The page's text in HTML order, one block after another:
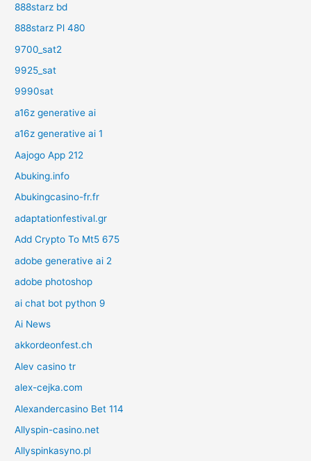
888starz bd
888starz Pl 480
9700_sat2
9925_sat
9990sat
a16z generative ai
a16z generative ai 1
Aajogo App 212
Abuking.info
Abukingcasino-fr.fr
adaptationfestival.gr
Add Crypto To Mt5 675
adobe generative ai 2
adobe photoshop
ai chat bot python 9
Ai News
akkordeonfest.ch
Alev casino tr
alex-cejka.com
Alexandercasino Bet 114
Allyspin-casino.net
Allyspinkasyno.pl